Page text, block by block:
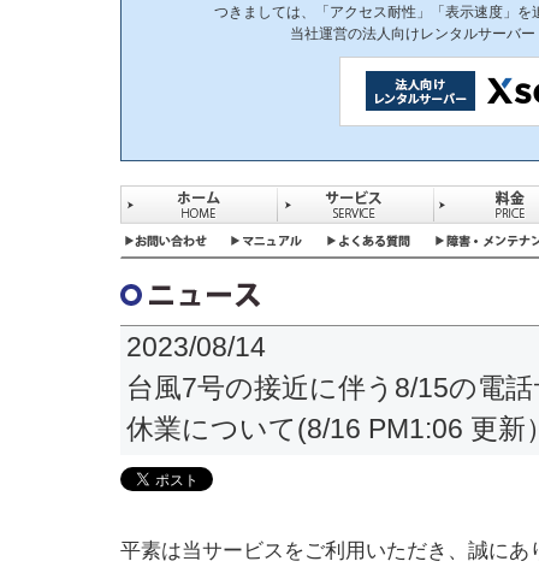
つきましては、「アクセス耐性」「表示速度」
当社運営の法人向けレンタルサーバー
2023/08/14
台風7号の接近に伴う8/15の電
休業について(8/16 PM1:06 更新
平素は当サービスをご利用いただき、誠にあ